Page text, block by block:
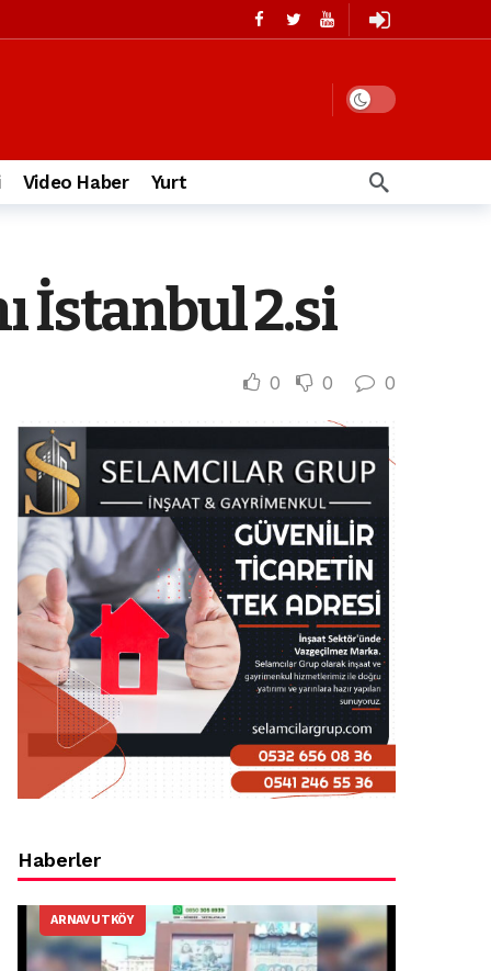
Video Haber Yurt
İstanbul 2.si
0 0 0
Haberler
ARNAVUTKÖY